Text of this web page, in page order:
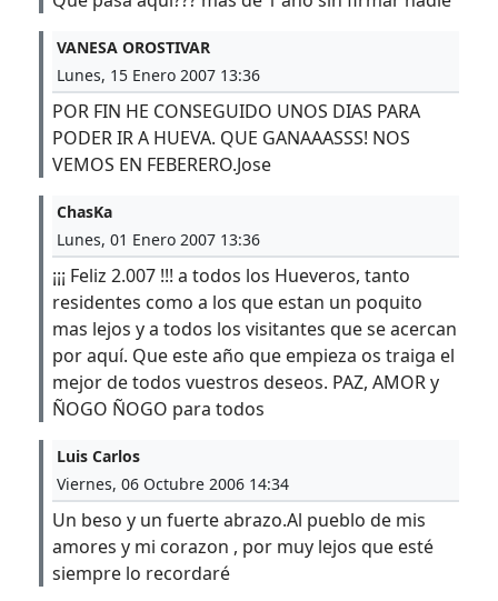
VANESA OROSTIVAR
Lunes, 15 Enero 2007 13:36
POR FIN HE CONSEGUIDO UNOS DIAS PARA
PODER IR A HUEVA. QUE GANAAASSS! NOS
VEMOS EN FEBERERO.Jose
ChasKa
Lunes, 01 Enero 2007 13:36
¡¡¡ Feliz 2.007 !!! a todos los Hueveros, tanto
residentes como a los que estan un poquito
mas lejos y a todos los visitantes que se acercan
por aquí. Que este año que empieza os traiga el
mejor de todos vuestros deseos. PAZ, AMOR y
ÑOGO ÑOGO para todos
Luis Carlos
Viernes, 06 Octubre 2006 14:34
Un beso y un fuerte abrazo.Al pueblo de mis
amores y mi corazon , por muy lejos que esté
siempre lo recordaré